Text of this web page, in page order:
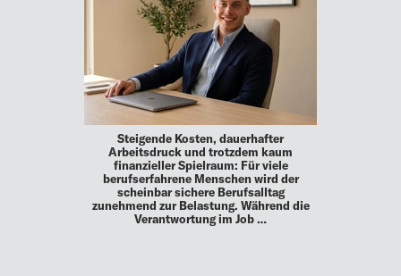
Steigende Kosten, dauerhafter
Arbeitsdruck und trotzdem kaum
finanzieller Spielraum: Für viele
berufserfahrene Menschen wird der
scheinbar sichere Berufsalltag
zunehmend zur Belastung. Während die
Verantwortung im Job …